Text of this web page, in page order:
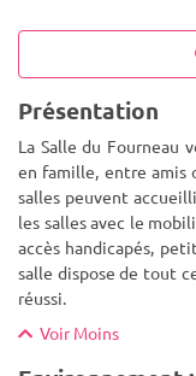
Présentation
La Salle du Fourneau
en famille, entre amis
salles peuvent
les salles avec le
accès handicapés,
salle dispose de tout
réussi.
Voir Moins